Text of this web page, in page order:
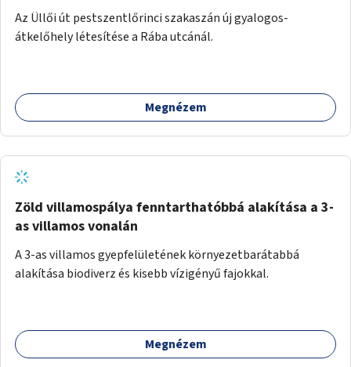
Az Üllői út pestszentlőrinci szakaszán új gyalogos-
átkelőhely létesítése a Rába utcánál.
Megnézem
Zöld villamospálya fenntarthatóbbá alakítása a 3-
as villamos vonalán
A 3-as villamos gyepfelületének környezetbarátabbá
alakítása biodiverz és kisebb vízigényű fajokkal.
Megnézem